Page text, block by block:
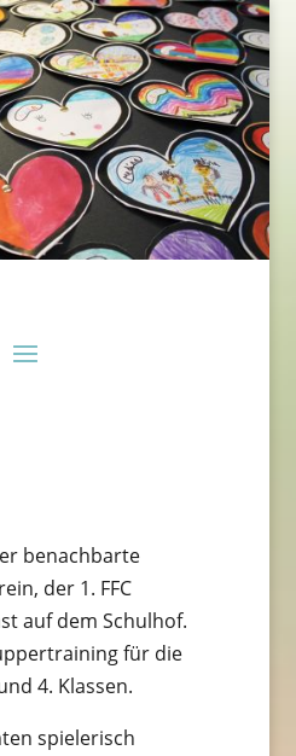
benachbarte
der 1. FFC
auf dem Schulhof.
für die
4. Klassen.
spielerisch